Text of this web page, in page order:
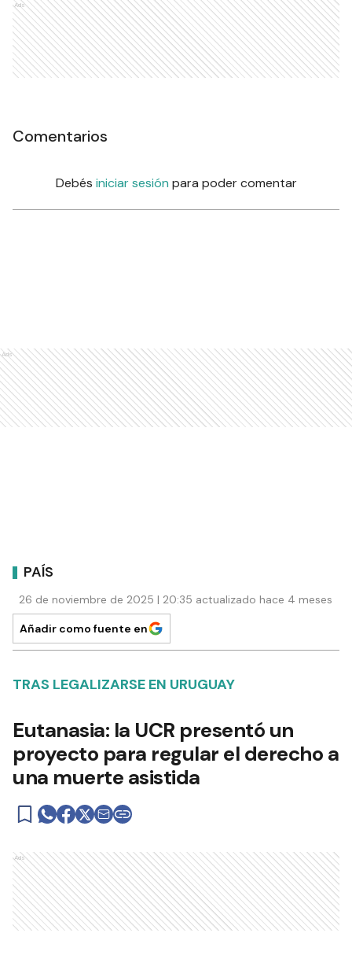
Ads
Comentarios
Debés iniciar sesión para poder comentar
Ads
PAÍS
26 de noviembre de 2025 | 20:35 actualizado hace 4 meses
Añadir como fuente en
TRAS LEGALIZARSE EN URUGUAY
Eutanasia: la UCR presentó un
proyecto para regular el derecho a
una muerte asistida
Ads